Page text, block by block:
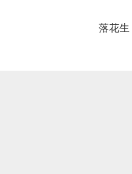
落花生